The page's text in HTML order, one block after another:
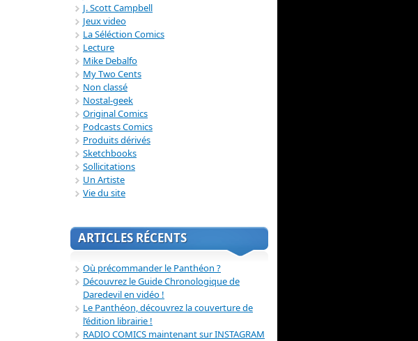
J. Scott Campbell
Jeux video
La Séléction Comics
Lecture
Mike Debalfo
My Two Cents
Non classé
Nostal-geek
Original Comics
Podcasts Comics
Produits dérivés
Sketchbooks
Sollicitations
Un Artiste
Vie du site
ARTICLES RÉCENTS
Où précommander le Panthéon ?
Découvrez le Guide Chronologique de
Daredevil en vidéo !
Le Panthéon, découvrez la couverture de
l’édition librairie !
RADIO COMICS maintenant sur INSTAGRAM